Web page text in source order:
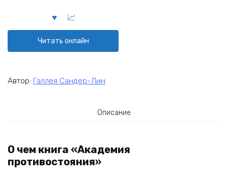
Читать онлайн
Автор: Галлея Сандер-Лин
Описание
О чем книга «Академия
противостояния»